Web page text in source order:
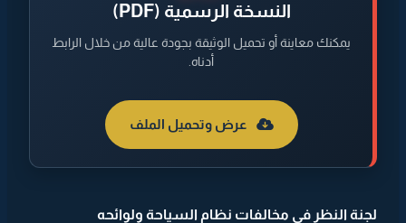
النسخة الرسمية (PDF)
يمكنك معاينة أو تحميل الوثيقة بجودة عالية من خلال الرابط
أدناه.
عرض وتحميل الملف
لجنة النظر في مخالفات نظام السياحة ولوائحه